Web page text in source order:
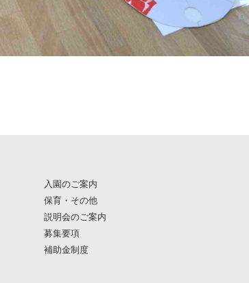
入園のご案内
保育・その他
説明会のご案内
募集要項
補助金制度